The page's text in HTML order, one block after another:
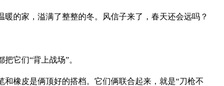
的家，溢满了整整的冬。风信子来了，春天还会远吗？
它们“背上战场”。
橡皮是俩顶好的搭档。它们俩联合起来，就是“刀枪不